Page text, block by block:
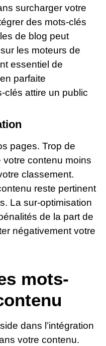
surcharger votre
des mots-clés
de blog peut
les moteurs de
essentiel de
parfaite
clés attire un public
pages. Trop de
contenu moins
classement.
reste pertinent
La sur-optimisation
de la part de
négativement votre
mots-
dans l’intégration
votre contenu.